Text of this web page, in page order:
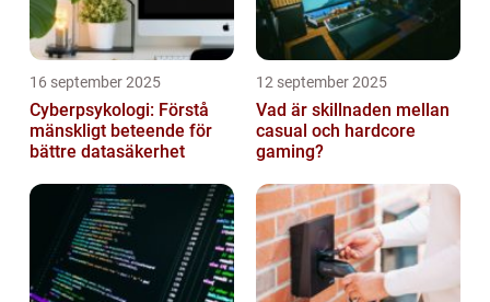
16 september 2025
Cyberpsykologi: Förstå
mänskligt beteende för
bättre datasäkerhet
12 september 2025
Vad är skillnaden mellan
casual och hardcore
gaming?